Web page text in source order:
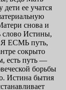
дети ее учатся
снова и
слово Исти­ны,
ЕСМЬ путь,
сокрыто
есть путь —
борьбы
Истина бытия